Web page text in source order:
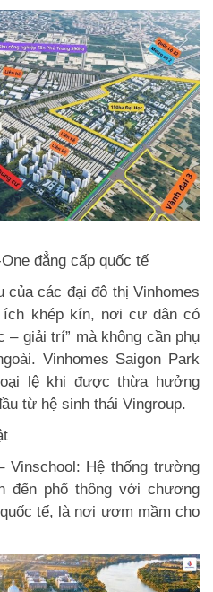
đẳng cấp quốc tế
các đại đô thị Vinhomes
khép kín, nơi cư dân có
– giải trí” mà không cần phụ
Vinhomes Saigon Park
lệ khi được thừa hưởng
từ hệ sinh thái Vingroup.
Vinschool: Hệ thống trường
đến phổ thông với chương
tế, là nơi ươm mầm cho